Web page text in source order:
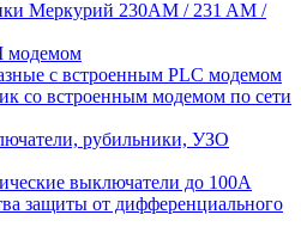
Меркурий 230AM / 231 AM /
модемом
с встроенным PLC модемом
со встроенным модемом по сети
рубильники, УЗО
выключатели до 100A
защиты от дифференциального